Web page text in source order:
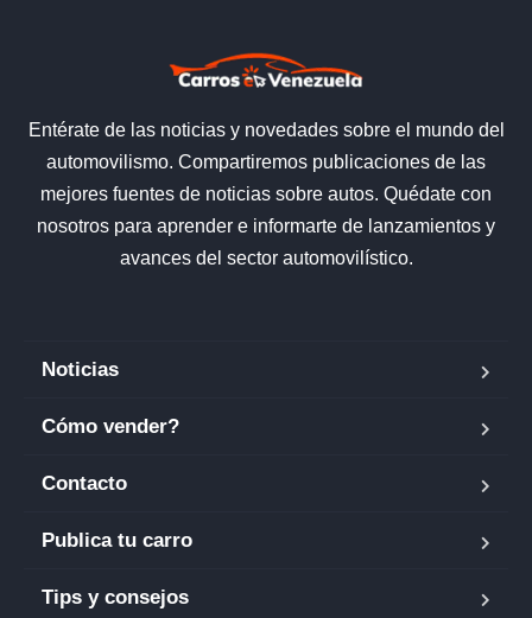
Entérate de las noticias y novedades sobre el mundo del
automovilismo. Compartiremos publicaciones de las
mejores fuentes de noticias sobre autos. Quédate con
nosotros para aprender e informarte de lanzamientos y
avances del sector automovilístico.
Noticias
Cómo vender?
Contacto
Publica tu carro
Tips y consejos